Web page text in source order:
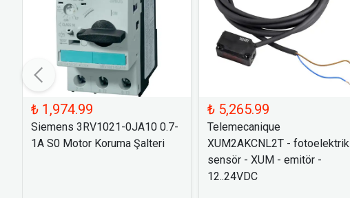
₺ 1,974.99
Siemens 3RV1021-0JA10 0.7-
1A S0 Motor Koruma Şalteri
₺ 5,265.99
Telemecanique
XUM2AKCNL2T - fotoelektrik
sensör - XUM - emitör -
12..24VDC